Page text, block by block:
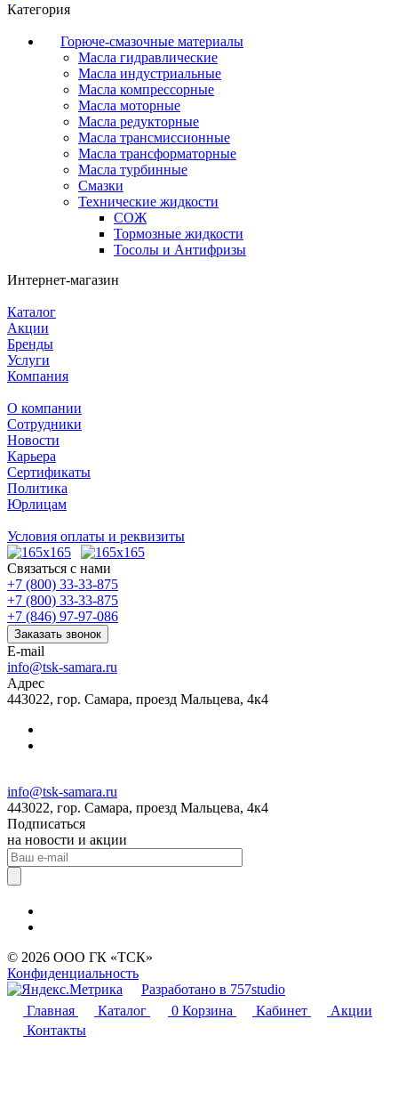
Категория
Горюче-смазочные материалы
Масла гидравлические
Масла индустриальные
Масла компрессорные
Масла моторные
Масла редукторные
Масла трансмиссионные
Масла трансформаторные
Масла турбинные
Смазки
Технические жидкости
СОЖ
Тормозные жидкости
Тосолы и Антифризы
Интернет-магазин
Каталог
Акции
Бренды
Услуги
Компания
О компании
Сотрудники
Новости
Карьера
Сертификаты
Политика
Юрлицам
Условия оплаты и реквизиты
Связаться с нами
+7 (800) 33-33-875
+7 (800) 33-33-875
+7 (846) 97-97-086
Заказать звонок
E-mail
info@tsk-samara.ru
Адрес
443022, гор. Самара, проезд Мальцева, 4к4
info@tsk-samara.ru
443022, гор. Самара, проезд Мальцева, 4к4
Подписаться
на новости и акции
© 2026 ООО ГК «ТСК»
Конфиденциальность
Разработано в 757studio
Главная
Каталог 0 Корзина Кабинет
Акции
Контакты